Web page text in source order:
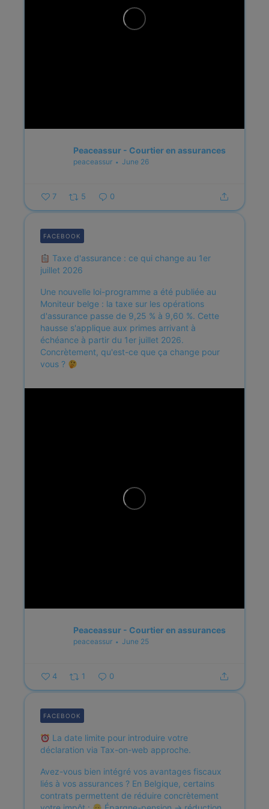
Peaceassur - Courtier en assurances
peaceassur June 26
7 5 0
Taxe d'assurance : ce qui change au 1er
juillet 2026
Une nouvelle loi-programme a été publiée au
Moniteur belge : la taxe sur les opérations
d'assurance passe de 9,25 % à 9,60 %. Cette
hausse s'applique aux primes arrivant à
échéance à partir du 1er juillet 2026.
Concrètement, qu'est-ce que ça change pour
vous ?
Peaceassur - Courtier en assurances
peaceassur June 25
FACEBOOK
4 1 0
La date limite pour introduire votre
déclaration via Tax-on-web approche.
Avez-vous bien intégré vos avantages fiscaux
liés à vos assurances ? En Belgique, certains
contrats permettent de réduire concrètement
FACEBOOK